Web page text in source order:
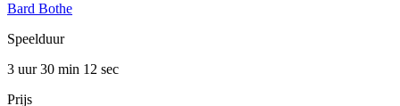
Bard Bothe
Speelduur
3 uur 30 min 12 sec
Prijs